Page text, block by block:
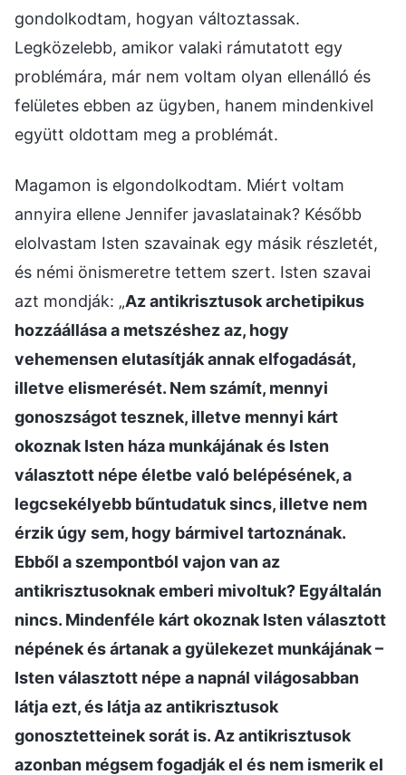
gondolkodtam, hogyan változtassak.
Legközelebb, amikor valaki rámutatott egy
problémára, már nem voltam olyan ellenálló és
felületes ebben az ügyben, hanem mindenkivel
együtt oldottam meg a problémát.
Magamon is elgondolkodtam. Miért voltam
annyira ellene Jennifer javaslatainak? Később
elolvastam Isten szavainak egy másik részletét,
és némi önismeretre tettem szert. Isten szavai
azt mondják: „Az antikrisztusok archetipikus
hozzáállása a metszéshez az, hogy
vehemensen elutasítják annak elfogadását,
illetve elismerését. Nem számít, mennyi
gonoszságot tesznek, illetve mennyi kárt
okoznak Isten háza munkájának és Isten
választott népe életbe való belépésének, a
legcsekélyebb bűntudatuk sincs, illetve nem
érzik úgy sem, hogy bármivel tartoznának.
Ebből a szempontból vajon van az
antikrisztusoknak emberi mivoltuk? Egyáltalán
nincs. Mindenféle kárt okoznak Isten választott
népének és ártanak a gyülekezet munkájának –
Isten választott népe a napnál világosabban
látja ezt, és látja az antikrisztusok
gonosztetteinek sorát is. Az antikrisztusok
azonban mégsem fogadják el és nem ismerik el